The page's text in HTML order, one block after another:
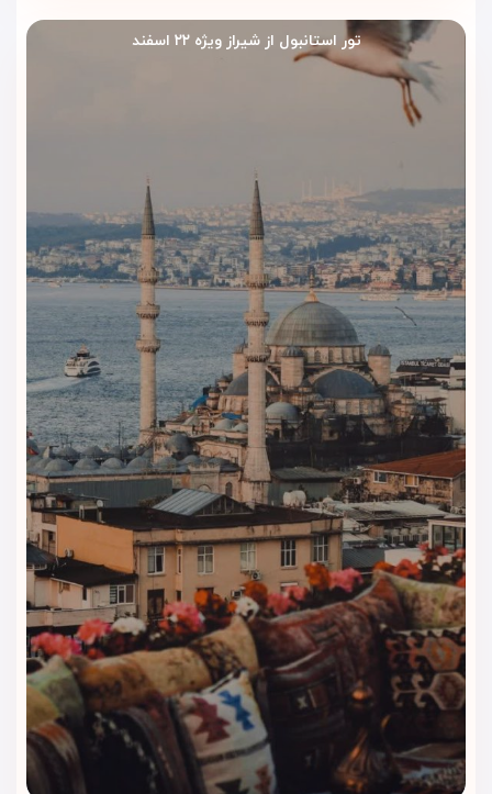
تور استانبول از شیراز ویژه ۲۲ اسفند